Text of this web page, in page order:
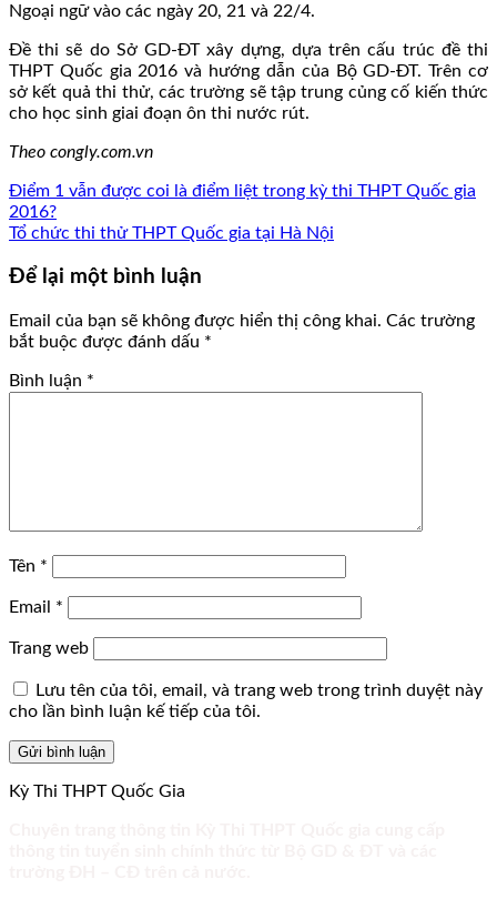
Ngoại ngữ vào các ngày 20, 21 và 22/4.
Đề thi sẽ do Sở GD-ĐT xây dựng, dựa trên cấu trúc đề thi
THPT Quốc gia 2016 và hướng dẫn của Bộ GD-ĐT. Trên cơ
sở kết quả thi thử, các trường sẽ tập trung củng cố kiến thức
cho học sinh giai đoạn ôn thi nước rút.
Theo congly.com.vn
Điểm 1 vẫn được coi là điểm liệt trong kỳ thi THPT Quốc gia
2016?
Tổ chức thi thử THPT Quốc gia tại Hà Nội
Để lại một bình luận
Email của bạn sẽ không được hiển thị công khai. Các trường
bắt buộc được đánh dấu *
Bình luận *
Tên *
Email *
Trang web
Lưu tên của tôi, email, và trang web trong trình duyệt này
cho lần bình luận kế tiếp của tôi.
Kỳ Thi THPT Quốc Gia